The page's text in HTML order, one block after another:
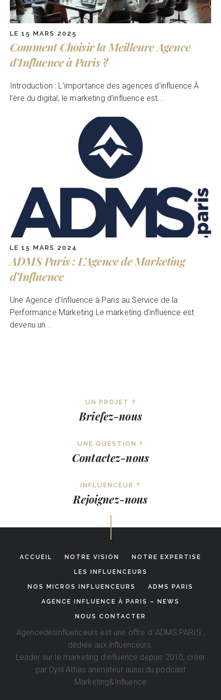
LE 15 MARS 2025
Comment Choisir la Meilleure Agence
d’Influence à Paris ?
Introduction : L’importance des agences d’influence À
l’ère du digital, le marketing d’influence est...
LE 15 MARS 2024
ADMS Paris : L’Agence de Marketing
d’Influence
Une Agence d’Influence à Paris au Service de la
Performance Marketing Le marketing d’influence est
devenu un...
UN PROJET ?
Briefez-nous
UNE QUESTION ?
Contactez-nous
INFLUENCEUR ?
Rejoignez-nous
ACCUEIL NOTRE VISION NOTRE EXPERTISE
LES INFLUENCEURS
NOS MICROS INFLUENCEURS ADMS PARIS
AGENCE INFLUENCE À PARIS – NEWS
NOUS CONTACTER
Agencedesinfluenceurs est une offre d’ADMS.PARIS ,
dédiée aux influenceurs.
Leader sur le marketing d’influence depuis 2010, créer
par Cyril Attias animateur aussi du podcast
Marketing&Influence